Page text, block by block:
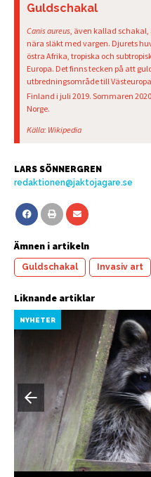
Guldschakal
Canis aureus , även kallad
nära släkt med vargen. Djurets
östra Afrika, tropiska och
Europa. Det finns tecken på att
utbredningsområde till
Finland i juli 2019. Sommaren
Norge.
Källa: Wikipedia
LARS SÖNNERGREN
redaktionen@jaktojagare.se
Ämnen i artikeln
Guldschakal Invasiv art
Liknande artiklar
NYHETER